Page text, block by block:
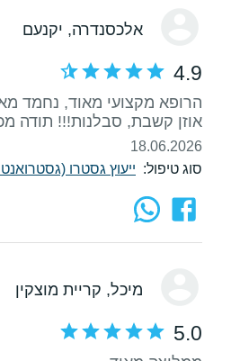
אלכסנדרה, יקנעם
4.9
הרופא מקצועי מאוד, נחמד
אוזן קשבת, סבלנות!!! תודה
18.06.2026
סוג טיפול: ייעוץ גסטרו
מיכל, קריית מוצקין
5.0